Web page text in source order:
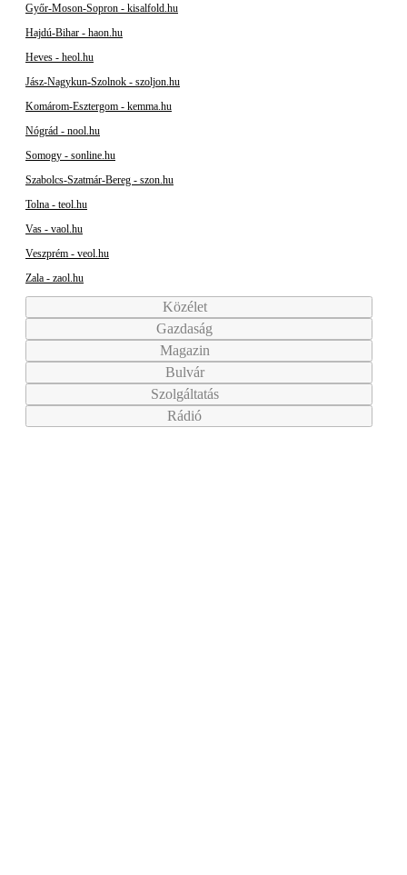
Győr-Moson-Sopron - kisalfold.hu
Hajdú-Bihar - haon.hu
Heves - heol.hu
Jász-Nagykun-Szolnok - szoljon.hu
Komárom-Esztergom - kemma.hu
Nógrád - nool.hu
Somogy - sonline.hu
Szabolcs-Szatmár-Bereg - szon.hu
Tolna - teol.hu
Vas - vaol.hu
Veszprém - veol.hu
Zala - zaol.hu
Közélet
Gazdaság
Magazin
Bulvár
Szolgáltatás
Rádió